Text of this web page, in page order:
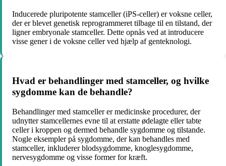
Inducerede pluripotente stamceller (iPS-celler) er voksne celler,
der er blevet genetisk reprogrammeret tilbage til en tilstand, der
ligner embryonale stamceller. Dette opnås ved at introducere
visse gener i de voksne celler ved hjælp af genteknologi.
Hvad er behandlinger med stamceller, og hvilke
sygdomme kan de behandle?
Behandlinger med stamceller er medicinske procedurer, der
udnytter stamcellernes evne til at erstatte ødelagte eller tabte
celler i kroppen og dermed behandle sygdomme og tilstande.
Nogle eksempler på sygdomme, der kan behandles med
stamceller, inkluderer blodsygdomme, knoglesygdomme,
nervesygdomme og visse former for kræft.